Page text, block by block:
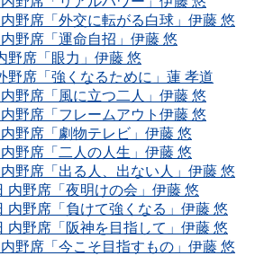
内野席「外交に転がる白球」伊藤 悠
内野席「運命自招」伊藤 悠
野席「眼力」伊藤 悠
野席「強くなるために」蓮 孝道
内野席「風に立つ二人」伊藤 悠
内野席「フレームアウト伊藤 悠
内野席「劇物テレビ」伊藤 悠
内野席「二人の人生」伊藤 悠
内野席「出る人、出ない人」伊藤 悠
内野席「夜明けの会」伊藤 悠
内野席「負けて強くなる」伊藤 悠
内野席「阪神を目指して」伊藤 悠
内野席「今こそ目指すもの」伊藤 悠